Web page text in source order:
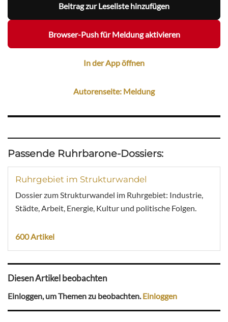
Beitrag zur Leseliste hinzufügen
Browser-Push für Meldung aktivieren
In der App öffnen
Autorenseite: Meldung
Passende Ruhrbarone-Dossiers:
Ruhrgebiet im Strukturwandel
Dossier zum Strukturwandel im Ruhrgebiet: Industrie,
Städte, Arbeit, Energie, Kultur und politische Folgen.
600 Artikel
Diesen Artikel beobachten
Einloggen, um Themen zu beobachten.Einloggen